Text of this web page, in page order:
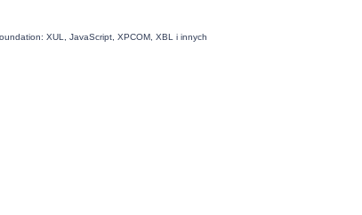
XUL, JavaScript, XPCOM, XBL i innych